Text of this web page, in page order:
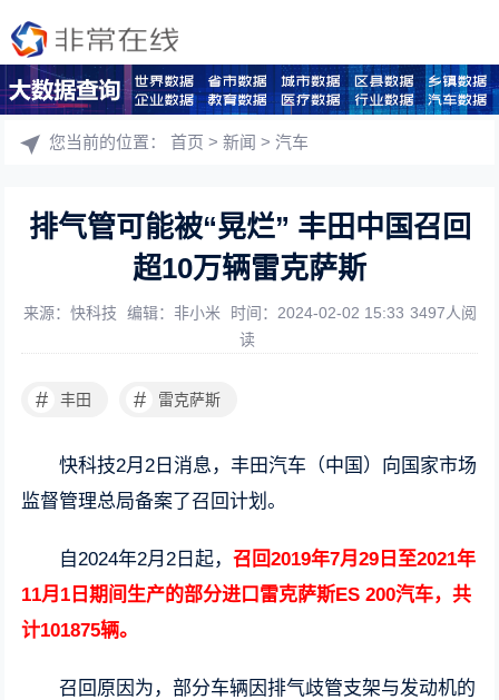
您当前的位置：首页 >新闻 >汽车
排气管可能被“晃烂” 丰田中国召回
超10万辆雷克萨斯
来源：快科技 编辑：非小米 时间：2024-02-02 15:33 3497人阅
读
# 丰田 # 雷克萨斯
快科技2月2日消息，丰田汽车（中国）向国家市场
监督管理总局备案了召回计划。
自2024年2月2日起，召回2019年7月29日至2021年
11月1日期间生产的部分进口雷克萨斯ES 200汽车，共
计101875辆。
召回原因为，部分车辆因排气歧管支架与发动机的